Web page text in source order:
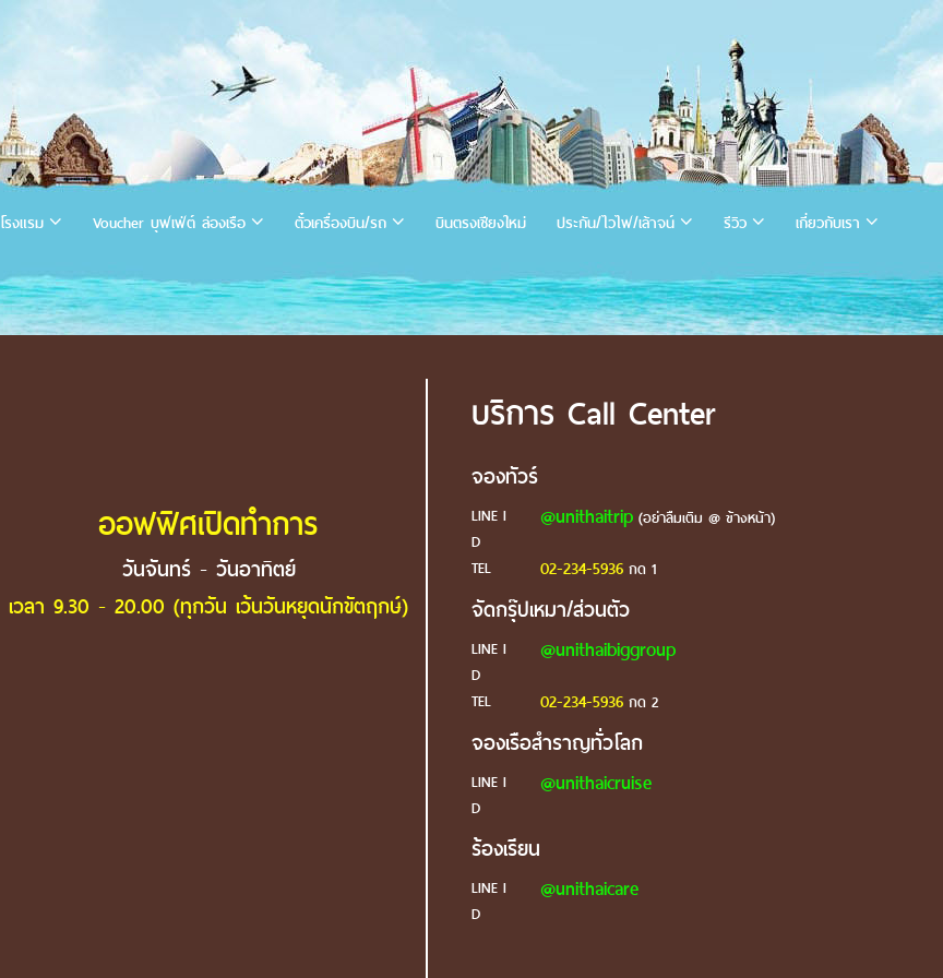
โรงแรม Voucher บุฟเฟ่ต์ ล่องเรือ ตั๋วเครื่องบิน/รถ บินตรงเชียงใหม่ ประกัน/ไวไฟ/เล้าจน์ รีวิว เกี่ยวกับเรา
ออฟฟิศเปิดทำการ
วันจันทร์ - วันอาทิตย์
เวลา 9.30 - 20.00 (ทุกวัน เว้นวันหยุดนักขัตฤกษ์)
บริการ Call Center
จองทัวร์
LINE I
D
@unithaitrip(อย่าลืมเติม @ ข้างหน้า)
TEL 02-234-5936กด 1
จัดกรุ๊ปเหมา/ส่วนตัว
LINE I
D
@unithaibiggroup
TEL 02-234-5936กด 2
จองเรือสำราญทั่วโลก
LINE I
D
@unithaicruise
ร้องเรียน
LINE I
D
@unithaicare